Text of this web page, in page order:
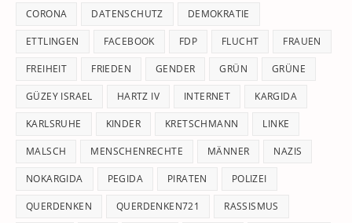
CORONA DATENSCHUTZ DEMOKRATIE
ETTLINGEN FACEBOOK FDP FLUCHT FRAUEN
FREIHEIT FRIEDEN GENDER GRÜN GRÜNE
GÜZEY ISRAEL HARTZ IV INTERNET KARGIDA
KARLSRUHE KINDER KRETSCHMANN LINKE
MALSCH MENSCHENRECHTE MÄNNER NAZIS
NOKARGIDA PEGIDA PIRATEN POLIZEI
QUERDENKEN QUERDENKEN721 RASSISMUS